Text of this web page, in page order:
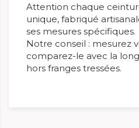
Attention chaque
unique, fabriqué
ses mesures spécifiques.
Notre conseil : mesurez
comparez-le avec la
hors franges tressées.